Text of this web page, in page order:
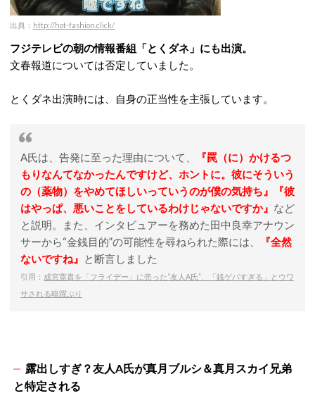
出典： http://hot-fashion.click/
フジテレビの朝の情報番組「とくダネ」にも出演。
文春報道については否定していました。
とくダネ出演時には、自身の正当性を主張しています。
A氏は、告発に至った理由について、
『罠（に）かけるつ
もりなんてなかったんですけど、ホントに。彼にそういう
の（薬物）をやめてほしいっていうのが僕の気持ち』『彼
はやっぱ、悪いことをしているわけじゃないですか』 など
と説明。また、インタビュアーを務めた田中良幸アナウン
サーから“金銭目的”の可能性を尋ねられた際には、
『全然
ないですね』 と断言しました
引用： 成宮寛貴を「フライデー」に売った“友人A氏”、「銭ゲバすぎる」とウワ
サされる暗躍ぶり
露出しすぎ？友人A氏が真月ブルシ＆真月スカイ兄弟
と特定される